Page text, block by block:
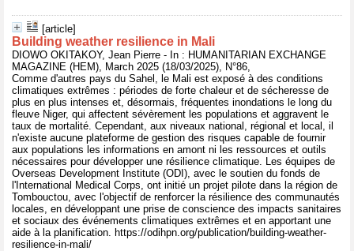
[article]
Building weather resilience in Mali
DIOWO OKITAKOY, Jean Pierre - In : HUMANITARIAN EXCHANGE
MAGAZINE (HEM), March 2025 (18/03/2025), N°86,
Comme d'autres pays du Sahel, le Mali est exposé à des conditions
climatiques extrêmes : périodes de forte chaleur et de sécheresse de
plus en plus intenses et, désormais, fréquentes inondations le long du
fleuve Niger, qui affectent sévèrement les populations et aggravent le
taux de mortalité. Cependant, aux niveaux national, régional et local, il
n'existe aucune plateforme de gestion des risques capable de fournir
aux populations les informations en amont ni les ressources et outils
nécessaires pour développer une résilience climatique. Les équipes de
Overseas Development Institute (ODI), avec le soutien du fonds de
l'International Medical Corps, ont initié un projet pilote dans la région de
Tombouctou, avec l'objectif de renforcer la résilience des communautés
locales, en développant une prise de conscience des impacts sanitaires
et sociaux des événements climatiques extrêmes et en apportant une
aide à la planification. https://odihpn.org/publication/building-weather-
resilience-in-mali/